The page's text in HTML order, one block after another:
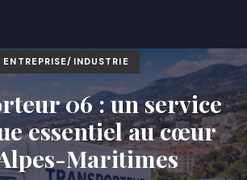
ENTREPRISE/INDUSTRIE
06 : un service
essentiel au cœur
Maritimes